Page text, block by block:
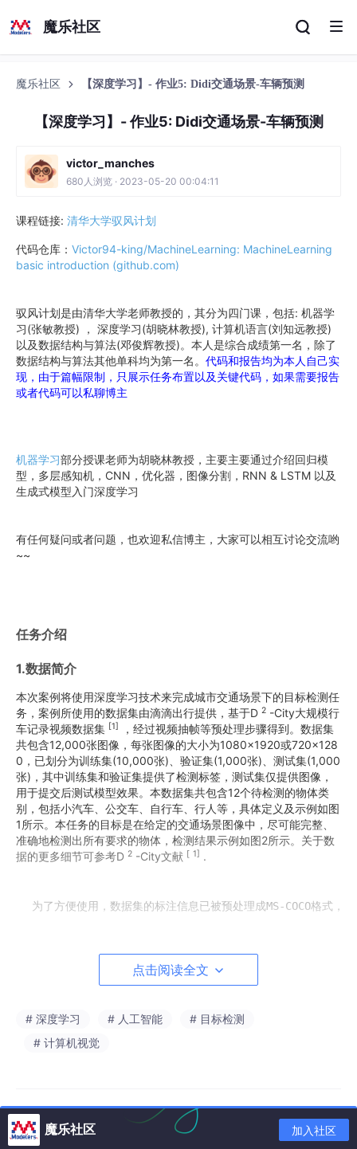
魔乐社区
魔乐社区 【深度学习】- 作业5: Didi交通场景-车辆预测
【深度学习】- 作业5: Didi交通场景-车辆预测
victor_manches
680人浏览 · 2023-05-20 00:04:11
课程链接: 清华大学驭风计划
代码仓库： Victor94-king/MachineLearning: MachineLearning
basic introduction (github.com)
驭风计划是由清华大学老师教授的，其分为四门课，包括: 机器学
习(张敏教授) ， 深度学习(胡晓林教授), 计算机语言(刘知远教授)
以及数据结构与算法(邓俊辉教授)。本人是综合成绩第一名，除了
数据结构与算法其他单科均为第一名。 代码和报告均为本人自己实
现，由于篇幅限制，只展示任务布置以及关键代码，如果需要报告
或者代码可以私聊博主
机器学习部分授课老师为胡晓林教授，主要主要通过介绍回归模
型，多层感知机，CNN，优化器，图像分割，RNN & LSTM 以及
生成式模型入门深度学习
有任何疑问或者问题，也欢迎私信博主，大家可以相互讨论交流哟
~~
任务介绍
1.数据简介
本次案例将使用深度学习技术来完成城市交通场景下的目标检测任
务，案例所使用的数据集由滴滴出行提供，基于D 2 -City大规模行
车记录视频数据集 [1]
，经过视频抽帧等预处理步骤得到。数据集
共包含12,000张图像，每张图像的大小为1080×1920或720×128
0，已划分为训练集(10,000张)、验证集(1,000张)、测试集(1,000
张)，其中训练集和验证集提供了检测标签，测试集仅提供图像，
用于提交后测试模型效果。本数据集共包含12个待检测的物体类
别，包括小汽车、公交车、自行车、行人等，具体定义及示例如图
1所示。本任务的目标是在给定的交通场景图像中，尽可能完整、
准确地检测出所有要求的物体，检测结果示例如图2所示。关于数
据的更多细节可参考D 2 -City文献 [ 1] .
为了方便使用，数据集的标注信息已被预处理成MS-COCO格式，
2.参考程序及使用说明
lfaster_rcnn_r50_fpn_1x_didi.py为模型配置文件，安装MMDetec
tion后置于mmdetection/configs/faster_rcnn路径下；
点击阅读全文
# 深度学习 # 人工智能
# 目标检测
# 计算机视觉
魔乐社区 加入社区